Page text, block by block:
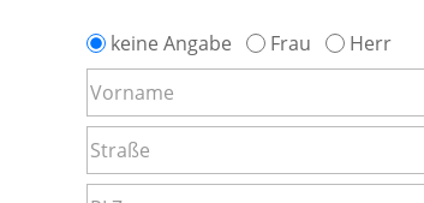
keine Angabe Frau Herr